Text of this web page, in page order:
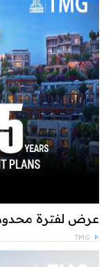
عرض لفترة محدودة مقدم 1.5% و
TMG